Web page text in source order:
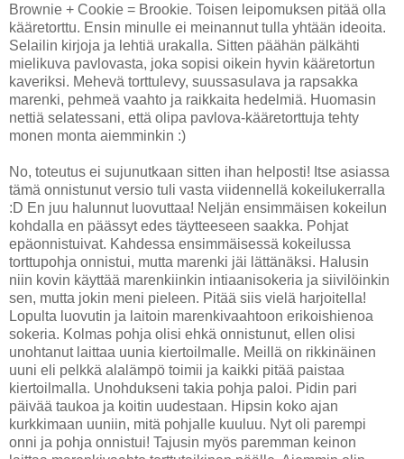
Brownie + Cookie = Brookie. Toisen leipomuksen pitää olla
kääretorttu. Ensin minulle ei meinannut tulla yhtään ideoita.
Selailin kirjoja ja lehtiä urakalla. Sitten päähän pälkähti
mielikuva pavlovasta, joka sopisi oikein hyvin kääretortun
kaveriksi. Mehevä torttulevy, suussasulava ja rapsakka
marenki, pehmeä vaahto ja raikkaita hedelmiä. Huomasin
nettiä selatessani, että olipa pavlova-kääretorttuja tehty
monen monta aiemminkin :)
No, toteutus ei sujunutkaan sitten ihan helposti! Itse asiassa
tämä onnistunut versio tuli vasta viidennellä kokeilukerralla
:D En juu halunnut luovuttaa! Neljän ensimmäisen kokeilun
kohdalla en päässyt edes täytteeseen saakka. Pohjat
epäonnistuivat. Kahdessa ensimmäisessä kokeilussa
torttupohja onnistui, mutta marenki jäi lättänäksi. Halusin
niin kovin käyttää marenkiinkin intiaanisokeria ja siivilöinkin
sen, mutta jokin meni pieleen. Pitää siis vielä harjoitella!
Lopulta luovutin ja laitoin marenkivaahtoon erikoishienoa
sokeria. Kolmas pohja olisi ehkä onnistunut, ellen olisi
unohtanut laittaa uunia kiertoilmalle. Meillä on rikkinäinen
uuni eli pelkkä alalämpö toimii ja kaikki pitää paistaa
kiertoilmalla. Unohdukseni takia pohja paloi. Pidin pari
päivää taukoa ja koitin uudestaan. Hipsin koko ajan
kurkkimaan uuniin, mitä pohjalle kuuluu. Nyt oli parempi
onni ja pohja onnistui! Tajusin myös paremman keinon